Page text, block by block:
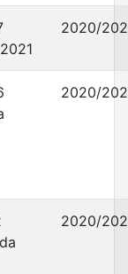
2020/
2020/
2020/